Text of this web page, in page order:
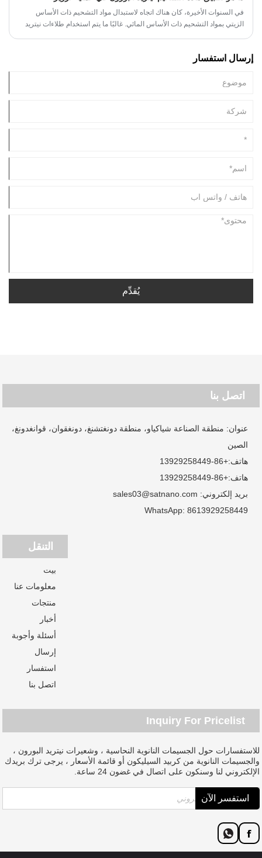
في السنوات الأخيرة، كان هناك اتجاه لاستبدال مواد التشحيم ذات الأساس
الزيتي بمواد التشحيم ذات الأساس المائي. غالبًا ما يتم استخدام طلاءات نيتريد
أيضًا أكسدة قطعة العمل.
إرسال استفسار
يُقدِّم
اتصل بنا
عنوان: منطقة الصناعة شياكياو، منطقة دونغتشنغ، دونغقوان، قوانغدونغ،
الصين
هاتف:+86-13929258449
هاتف:+86-13929258449
بريد إلكتروني: sales03@satnano.com
WhatsApp: 8613929258449
التنقل
بيت
معلومات عنا
منتجات
أخبار
أسئلة وأجوبة
إرسال
استفسار
اتصل بنا
Inquiry For Pricelist
للاستفسارات حول الجسيمات النانوية النحاسية ، وشعيرات نيتريد البورون ،
والجسيمات النانوية من كربيد السيليكون أو قائمة الأسعار ، يرجى ترك بريدك
الإلكتروني لنا وسنكون على اتصال في غضون 24 ساعة.